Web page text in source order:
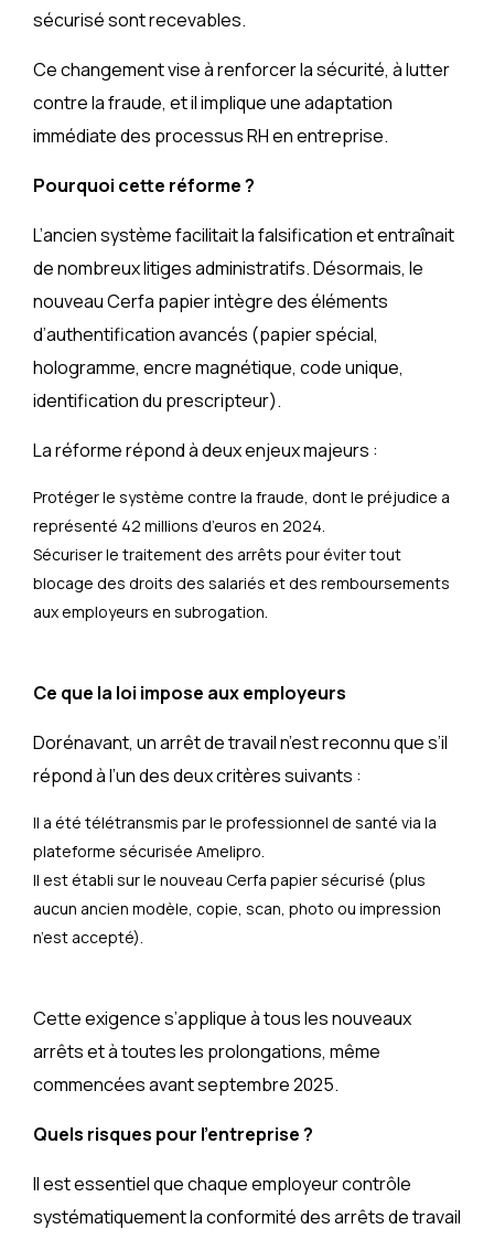
sécurisé sont recevables.
Ce changement vise à renforcer la sécurité, à lutter
contre la fraude, et il implique une adaptation
immédiate des processus RH en entreprise.
Pourquoi cette réforme ?
L’ancien système facilitait la falsification et entraînait
de nombreux litiges administratifs. Désormais, le
nouveau Cerfa papier intègre des éléments
d’authentification avancés (papier spécial,
hologramme, encre magnétique, code unique,
identification du prescripteur).
La réforme répond à deux enjeux majeurs :
Protéger le système contre la fraude, dont le préjudice a
représenté 42 millions d’euros en 2024.
Sécuriser le traitement des arrêts pour éviter tout
blocage des droits des salariés et des remboursements
aux employeurs en subrogation.
Ce que la loi impose aux employeurs
Dorénavant, un arrêt de travail n’est reconnu que s’il
répond à l’un des deux critères suivants :
Il a été télétransmis par le professionnel de santé via la
plateforme sécurisée Amelipro.
Il est établi sur le nouveau Cerfa papier sécurisé (plus
aucun ancien modèle, copie, scan, photo ou impression
n’est accepté).
Cette exigence s’applique à tous les nouveaux
arrêts et à toutes les prolongations, même
commencées avant septembre 2025.
Quels risques pour l’entreprise ?
Il est essentiel que chaque employeur contrôle
systématiquement la conformité des arrêts de travail